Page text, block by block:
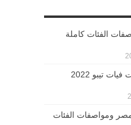
بيلتا 2022 ومواصفات الفئات كاملة
اسعار ومواصفات جميع فئات فيات تيبو 2022
اكسييد 2022 في مصر ومواصفات الفئات